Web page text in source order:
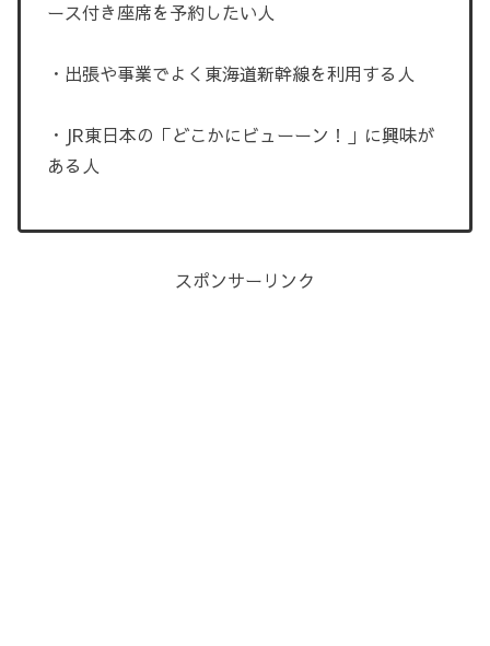
ース付き座席を予約したい人
・出張や事業でよく東海道新幹線を利用する人
・JR東日本の「どこかにビューーン！」に興味が
ある人
スポンサーリンク